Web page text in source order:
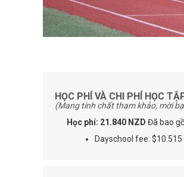
HỌC PHÍ VÀ CHI PHÍ HỌC
(Mang tính chất tham khảo, mời
Học phí: 21.840 NZD Đã bao
Dayschool fee: $10.515